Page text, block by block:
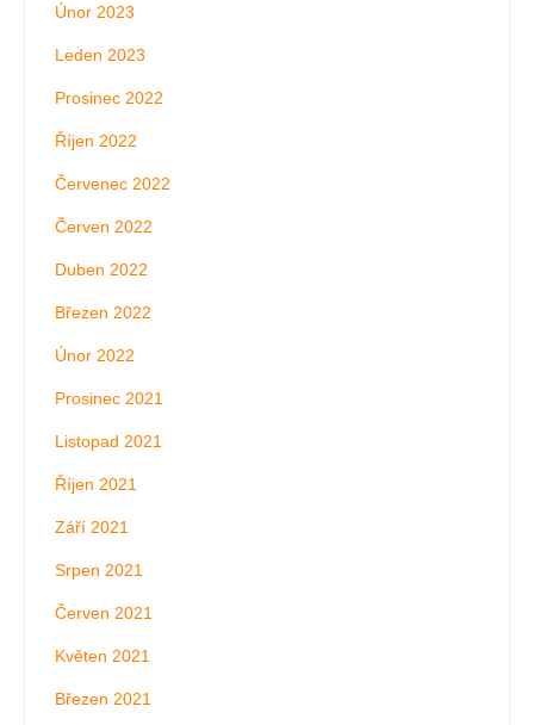
Únor 2023
Leden 2023
Prosinec 2022
Říjen 2022
Červenec 2022
Červen 2022
Duben 2022
Březen 2022
Únor 2022
Prosinec 2021
Listopad 2021
Říjen 2021
Září 2021
Srpen 2021
Červen 2021
Květen 2021
Březen 2021